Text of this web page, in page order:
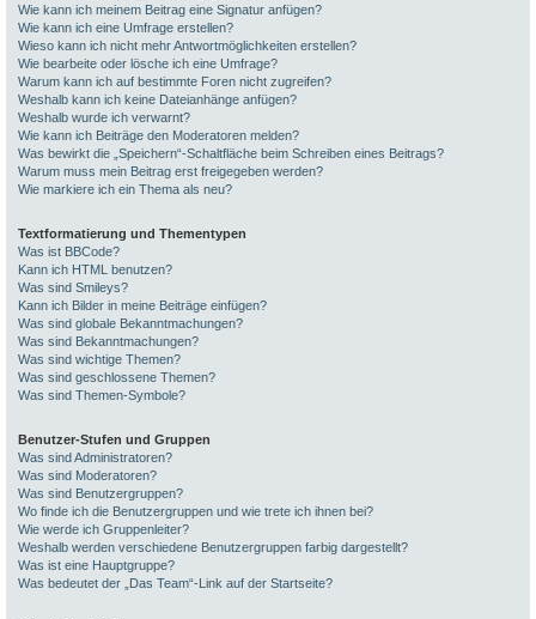
Wie kann ich meinem Beitrag eine Signatur anfügen?
Wie kann ich eine Umfrage erstellen?
Wieso kann ich nicht mehr Antwortmöglichkeiten erstellen?
Wie bearbeite oder lösche ich eine Umfrage?
Warum kann ich auf bestimmte Foren nicht zugreifen?
Weshalb kann ich keine Dateianhänge anfügen?
Weshalb wurde ich verwarnt?
Wie kann ich Beiträge den Moderatoren melden?
Was bewirkt die „Speichern“-Schaltfläche beim Schreiben eines Beitrags?
Warum muss mein Beitrag erst freigegeben werden?
Wie markiere ich ein Thema als neu?
Textformatierung und Thementypen
Was ist BBCode?
Kann ich HTML benutzen?
Was sind Smileys?
Kann ich Bilder in meine Beiträge einfügen?
Was sind globale Bekanntmachungen?
Was sind Bekanntmachungen?
Was sind wichtige Themen?
Was sind geschlossene Themen?
Was sind Themen-Symbole?
Benutzer-Stufen und Gruppen
Was sind Administratoren?
Was sind Moderatoren?
Was sind Benutzergruppen?
Wo finde ich die Benutzergruppen und wie trete ich ihnen bei?
Wie werde ich Gruppenleiter?
Weshalb werden verschiedene Benutzergruppen farbig dargestellt?
Was ist eine Hauptgruppe?
Was bedeutet der „Das Team“-Link auf der Startseite?